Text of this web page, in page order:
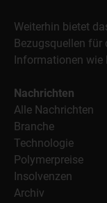
Weiterhin bietet
Bezugsquellen für
Informationen wie
Nachrichten
Alle Nachrichten
Branche
Technologie
Polymerpreise
Insolvenzen
Archiv